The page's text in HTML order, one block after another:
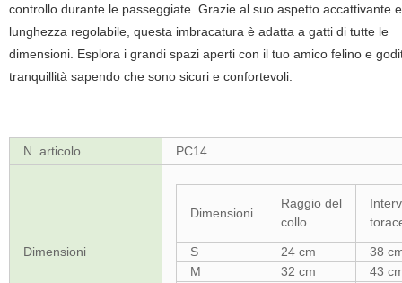
controllo durante le passeggiate. Grazie al suo aspetto accattivante
lunghezza regolabile, questa imbracatura è adatta a gatti di tutte le
dimensioni. Esplora i grandi spazi aperti con il tuo amico felino e
tranquillità sapendo che sono sicuri e confortevoli.
N. articolo PC14
Dimensioni
Dimensioni
Raggio del
collo
S 24 cm
38
M
32 cm
43